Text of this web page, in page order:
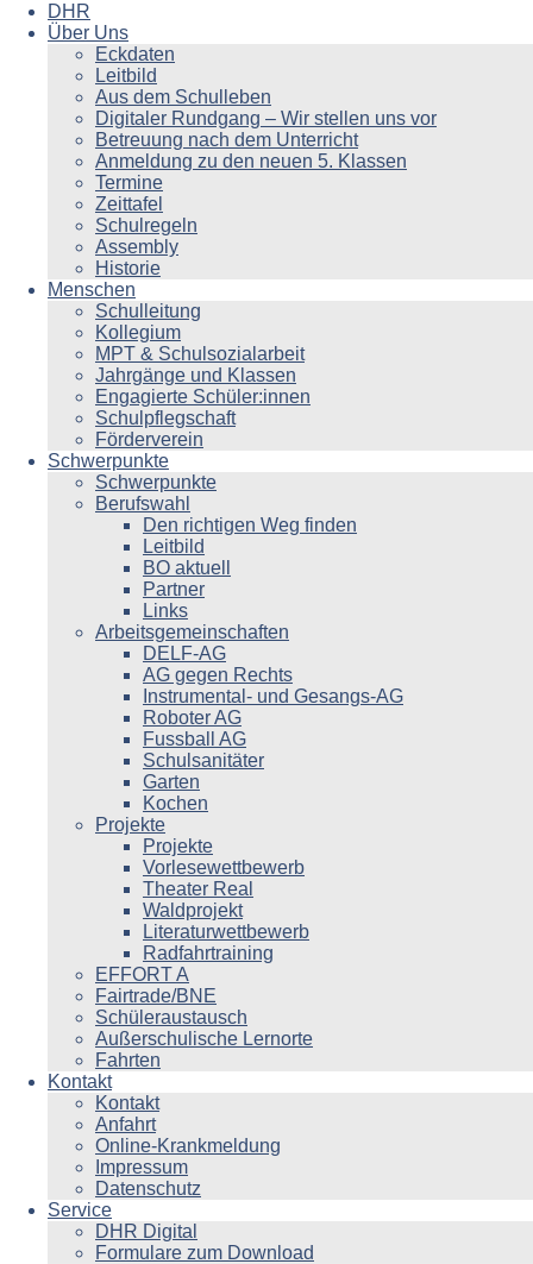
DHR
Über Uns
Eckdaten
Leitbild
Aus dem Schulleben
Digitaler Rundgang – Wir stellen uns vor
Betreuung nach dem Unterricht
Anmeldung zu den neuen 5. Klassen
Termine
Zeittafel
Schulregeln
Assembly
Historie
Menschen
Schulleitung
Kollegium
MPT & Schulsozialarbeit
Jahrgänge und Klassen
Engagierte Schüler:innen
Schulpflegschaft
Förderverein
Schwerpunkte
Schwerpunkte
Berufswahl
Den richtigen Weg finden
Leitbild
BO aktuell
Partner
Links
Arbeitsgemeinschaften
DELF-AG
AG gegen Rechts
Instrumental- und Gesangs-AG
Roboter AG
Fussball AG
Schulsanitäter
Garten
Kochen
Projekte
Projekte
Vorlesewettbewerb
Theater Real
Waldprojekt
Literaturwettbewerb
Radfahrtraining
EFFORT A
Fairtrade/BNE
Schüleraustausch
Außerschulische Lernorte
Fahrten
Kontakt
Kontakt
Anfahrt
Online-Krankmeldung
Impressum
Datenschutz
Service
DHR Digital
Formulare zum Download